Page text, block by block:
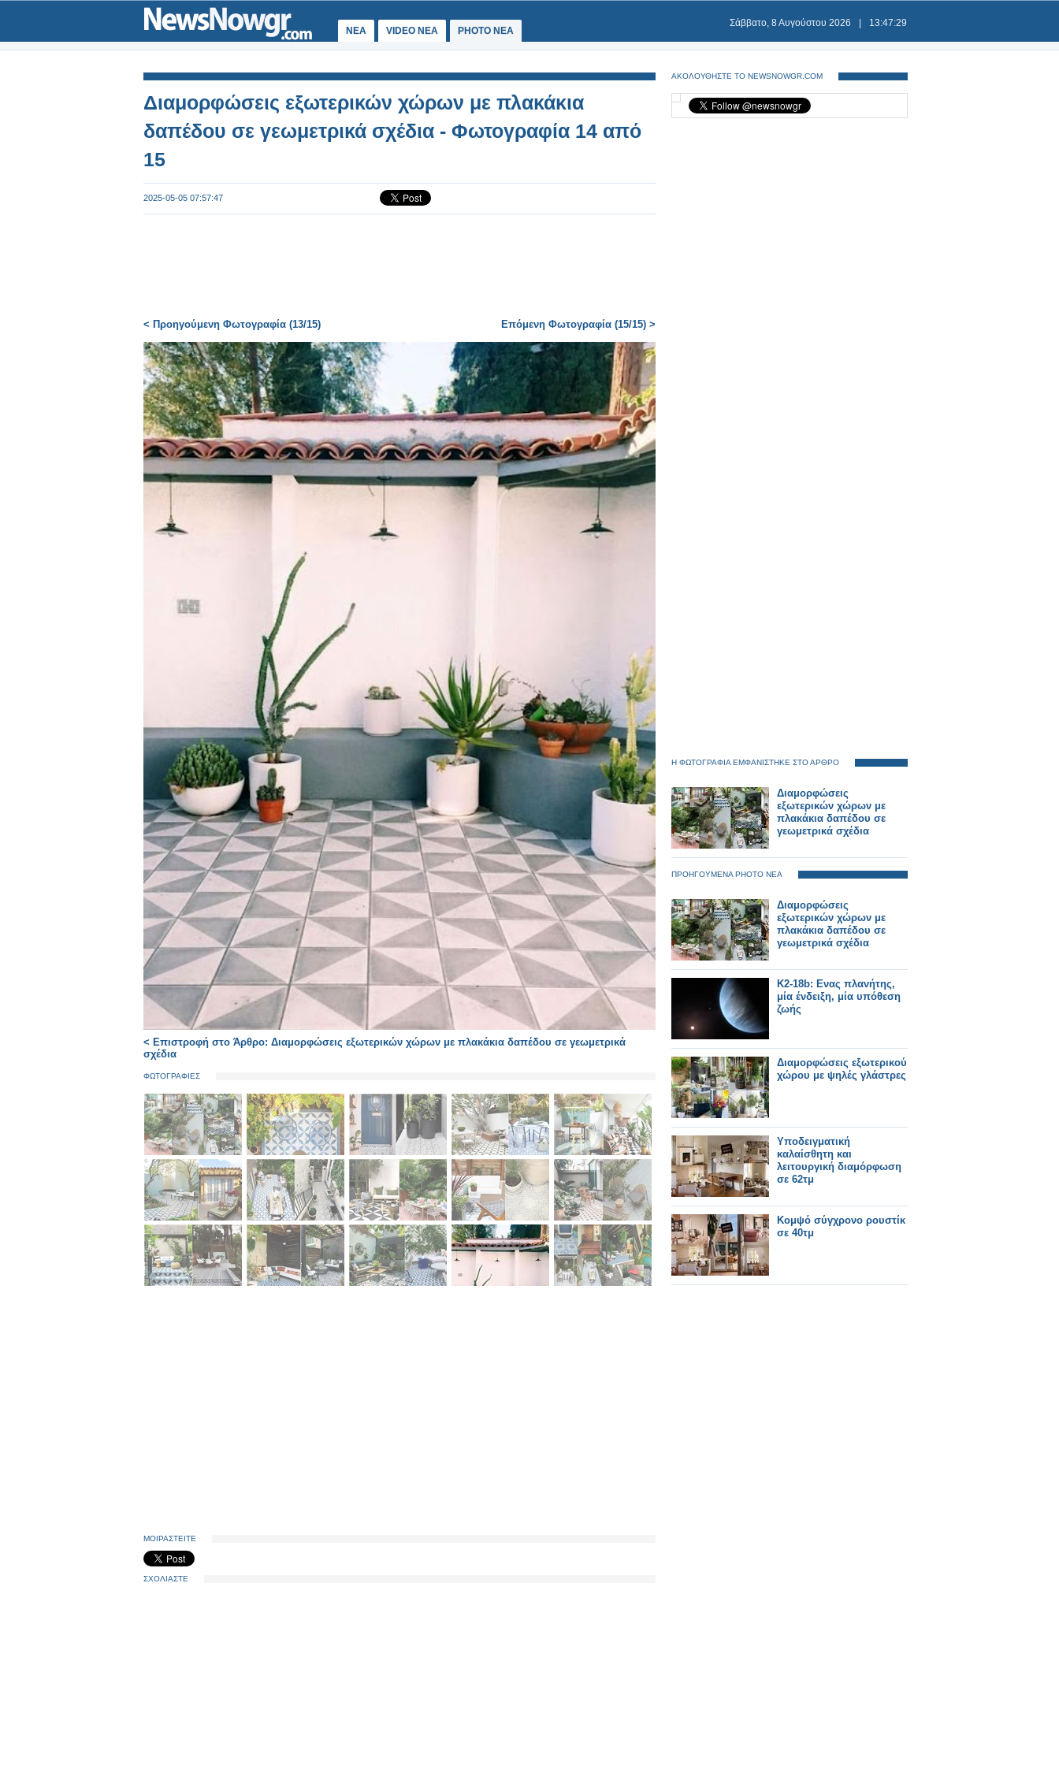
ΝΕΑ VIDEO NEA PHOTO NEA
Σάββατο, 8 Αυγούστου 2026 13:47:30
Διαμορφώσεις εξωτερικών χώρων με πλακάκια
δαπέδου σε γεωμετρικά σχέδια - Φωτογραφία 14 από
15
2025-05-05 07:57:47
< Προηγούμενη Φωτογραφία (13/15) Επόμενη Φωτογραφία (15/15) >
< Επιστροφή στο Άρθρο: Διαμορφώσεις εξωτερικών χώρων με πλακάκια δαπέδου σε γεωμετρικά
σχέδια
ΦΩΤΟΓΡΑΦΙΕΣ
ΜΟΙΡΑΣΤΕΙΤΕ
ΣΧΟΛΙΑΣΤΕ
ΑΚΟΛΟΥΘΗΣΤΕ ΤΟ NEWSNOWGR.COM
Η ΦΩΤΟΓΡΑΦΙΑ ΕΜΦΑΝΙΣΤΗΚΕ ΣΤΟ ΑΡΘΡΟ
Διαμορφώσεις
εξωτερικών χώρων με
πλακάκια δαπέδου σε
γεωμετρικά σχέδια
ΠΡΟΗΓΟΥΜΕΝΑ PHOTO ΝΕΑ
Διαμορφώσεις
εξωτερικών χώρων με
πλακάκια δαπέδου σε
γεωμετρικά σχέδια
K2-18b: Ενας πλανήτης,
μία ένδειξη, μία υπόθεση
ζωής
Διαμορφώσεις εξωτερικού
χώρου με ψηλές γλάστρες
Υποδειγματική
καλαίσθητη και
λειτουργική διαμόρφωση
σε 62τμ
Κομψό σύγχρονο ρουστίκ
σε 40τμ